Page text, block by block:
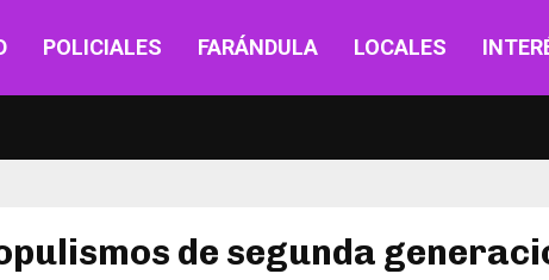
POLICIALES FARÁNDULA LOCALES
de segunda